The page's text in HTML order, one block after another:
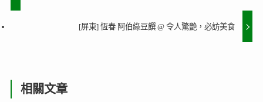
[屏東] 恆春 阿伯綠豆饌 @ 令人驚艷，必訪美食
相關文章